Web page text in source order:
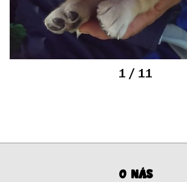
1 / 11
O nás